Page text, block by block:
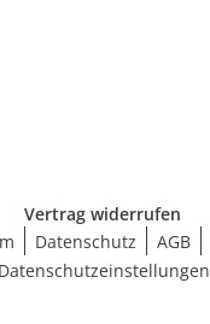
Vertrag widerrufen
Datenschutz AGB
Datenschutzeinstellungen